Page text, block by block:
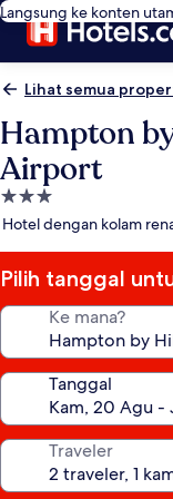
Langsung ke konten
Lihat semua
Hampton
Airport
Properti
bintang
Hotel dengan kolam
Pilih tanggal
Ke mana?
Tanggal
Traveler